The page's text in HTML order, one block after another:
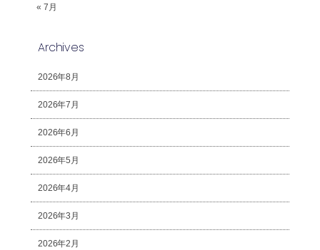
« 7月
Archives
2026年8月
2026年7月
2026年6月
2026年5月
2026年4月
2026年3月
2026年2月